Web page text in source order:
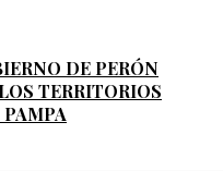
DE PERÓN
TERRITORIOS